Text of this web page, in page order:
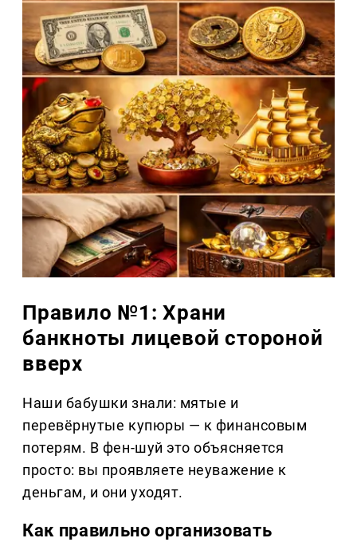
Правило №1: Храни
банкноты лицевой стороной
вверх
Наши бабушки знали: мятые и
перевёрнутые купюры — к финансовым
потерям. В фен-шуй это объясняется
просто: вы проявляете неуважение к
деньгам, и они уходят.
Как правильно организовать